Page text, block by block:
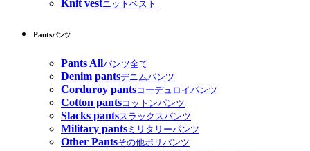
Knit vestニットベスト
Pantsパンツ
Pants Allパンツ全て
Denim pantsデニムパンツ
Corduroy pantsコーデュロイパンツ
Cotton pantsコットンパンツ
Slacks pantsスラックスパンツ
Military pants ミリタリーパンツ
Other Pantsその他ポリパンツ